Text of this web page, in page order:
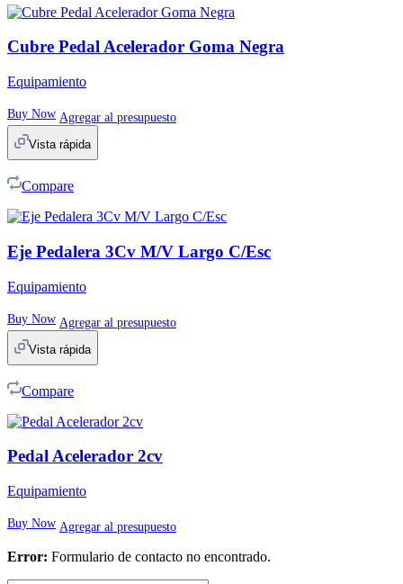
Cubre Pedal Acelerador Goma Negra
Equipamiento
Buy Now Agregar al presupuesto
Vista rápida
Compare
Eje Pedalera 3Cv M/V Largo C/Esc
Equipamiento
Buy Now Agregar al presupuesto
Vista rápida
Compare
Pedal Acelerador 2cv
Equipamiento
Buy Now Agregar al presupuesto
Error: Formulario de contacto no encontrado.